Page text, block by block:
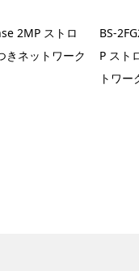
2MP ストロ
きネットワーク
BS-
P スト
トワ